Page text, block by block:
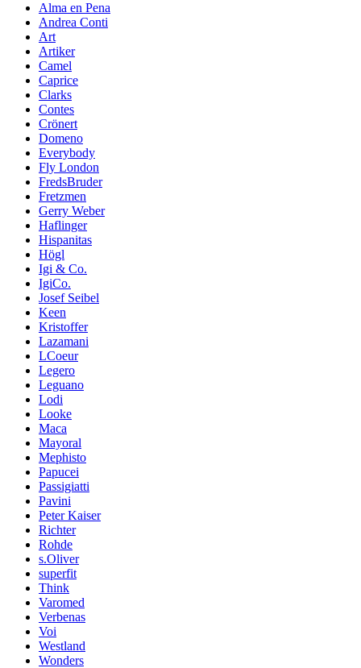
Alma en Pena
Andrea Conti
Art
Artiker
Camel
Caprice
Clarks
Contes
Crönert
Domeno
Everybody
Fly London
FredsBruder
Fretzmen
Gerry Weber
Haflinger
Hispanitas
Högl
Igi & Co.
IgiCo.
Josef Seibel
Keen
Kristoffer
Lazamani
LCoeur
Legero
Leguano
Lodi
Looke
Maca
Mayoral
Mephisto
Papucei
Passigiatti
Pavini
Peter Kaiser
Richter
Rohde
s.Oliver
superfit
Think
Varomed
Verbenas
Voi
Westland
Wonders